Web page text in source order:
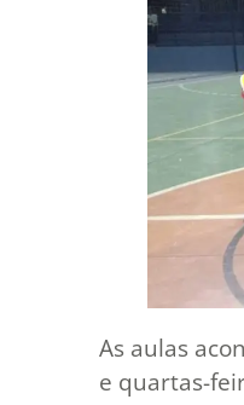
As aulas
e quartas-